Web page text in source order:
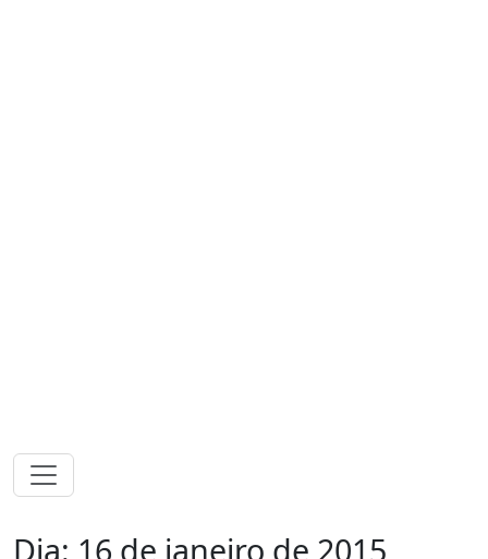
Dia: 16 de janeiro de 2015